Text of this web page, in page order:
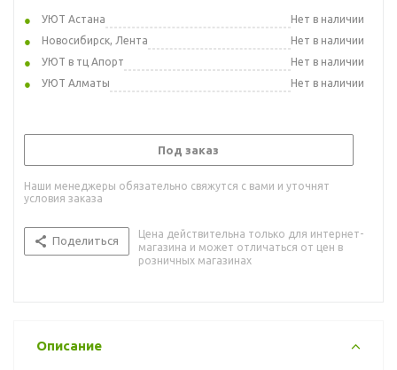
УЮТ Астана
Нет в наличии
Новосибирск, Лента
Нет в наличии
УЮТ в тц Апорт
Нет в наличии
УЮТ Алматы
Нет в наличии
Под заказ
Наши менеджеры обязательно свяжутся с вами и уточнят
условия заказа
Поделиться
Цена действительна только для интернет-
магазина и может отличаться от цен в
розничных магазинах
Описание